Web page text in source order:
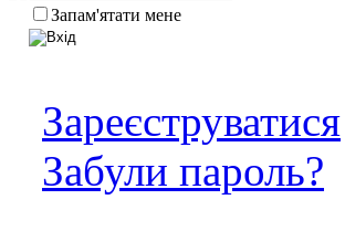
Запам'ятати мене
Зареєструватися
Забули пароль?